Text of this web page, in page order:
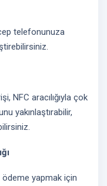
telefonunuza
NFC aracılığıyla çok
yakınlaştırabilir,
ödeme yapmak için